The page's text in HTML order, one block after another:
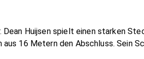
Huijsen spielt einen starken
aus 16 Metern den Abschluss. Sein